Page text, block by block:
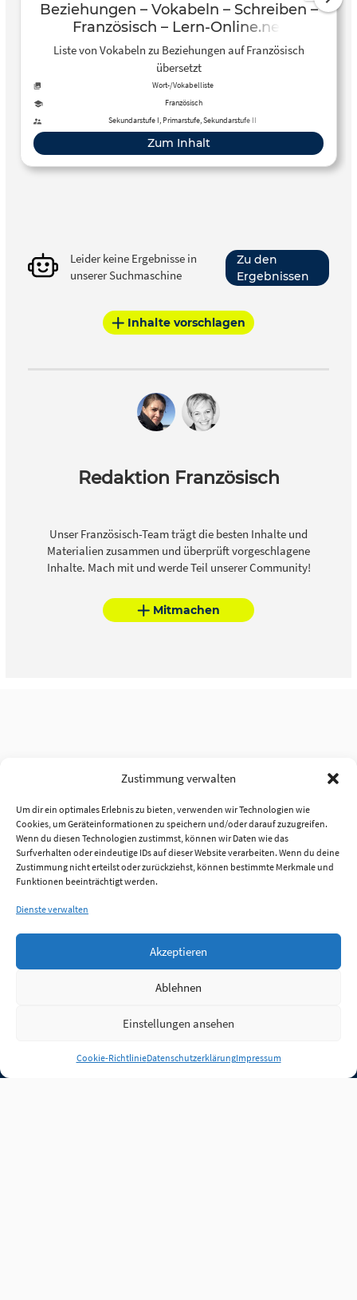
Zustimmung verwalten
Um dir ein optimales Erlebnis zu bieten, verwenden wir Technologien wie
Cookies, um Geräteinformationen zu speichern und/oder darauf zuzugreifen.
Wenn du diesen Technologien zustimmst, können wir Daten wie das
Surfverhalten oder eindeutige IDs auf dieser Website verarbeiten. Wenn du deine
Zustimmung nicht erteilst oder zurückziehst, können bestimmte Merkmale und
Funktionen beeinträchtigt werden.
Dienste verwalten
Akzeptieren
Ablehnen
Einstellungen ansehen
Cookie-RichtlinieDatenschutzerklärungImpressum
Beziehungen – Vokabeln – Schreiben –
Französisch – Lern-Online.net
Liste von Vokabeln zu Beziehungen auf Französisch
übersetzt
Wort-/Vokabelliste
Französisch
Sekundarstufe I, Primarstufe, Sekundarstufe II
Zum Inhalt
Leider keine Ergebnisse in
unserer Suchmaschine
Zu den
Ergebnissen
Inhalte vorschlagen
Redaktion Französisch
Unser Französisch-Team trägt die besten Inhalte und
Materialien zusammen und überprüft vorgeschlagene
Inhalte. Mach mit und werde Teil unserer Community!
Mitmachen
Anmelden
Jobs Partner FAQ Quellen